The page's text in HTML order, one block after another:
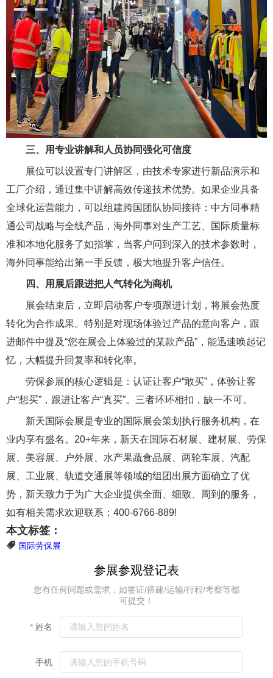
三、用专业讲解和人员协同强化可信度
展位可以设置专门讲解区，由技术专家进行新品演示和
工厂介绍，通过集中讲解高效传递技术优势。如果企业具备
全球化运营能力，可以组建跨国团队协同接待：中方同事精
通公司战略与全线产品，海外同事对生产工艺、国际质量标
准和本地化服务了如指掌，当客户问到深入的技术参数时，
海外同事能给出第一手反馈，极大地提升客户信任。
四、用展后跟进把人气转化为商机
展会结束后，立即启动客户专项跟进计划，将展会热度
转化为合作成果。特别是对现场体验过产品的意向客户，跟
进邮件中提及“您在展会上体验过的某款产品”，能迅速唤起记
忆，大幅提升回复率和转化率。
劳保参展的核心逻辑是：认证让客户“敢买”，体验让客
户“想买”，跟进让客户“真买”。三者环环相扣，缺一不可。
新天国际会展是专业的国际展会策划执行服务机构，在
业内享有盛名。20+年来，新天在国际石材展、建材展、劳保
展、美容展、户外展、水产果蔬食品展、两轮车展、汽配
展、工业展、轨道交通展等领域的组团出展方面确立了优
势，新天致力于为广大企业提供全面、细致、周到的服务，
如有相关需求欢迎联系：400-6766-889!
本文标签：
国际劳保展